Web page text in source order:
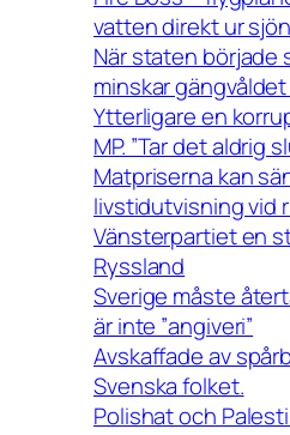
vatten direkt ur sjön
När staten började
minskar
Ytterligare en
MP. ”Tar det aldrig
Matpriserna kan
livstidutvisning vid
Vänsterpartiet en
Ryssland
Sverige måste
är inte ”angiveri”
Avskaffade av
Svenska folket.
Polishat och